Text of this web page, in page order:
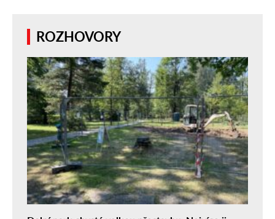
ROZHOVORY